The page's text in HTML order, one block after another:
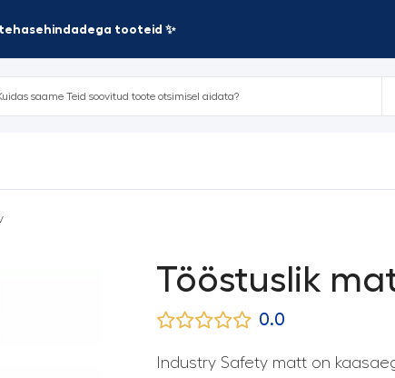
tooteid ✨
Tööstuslik
0.0
Industry Safety matt on